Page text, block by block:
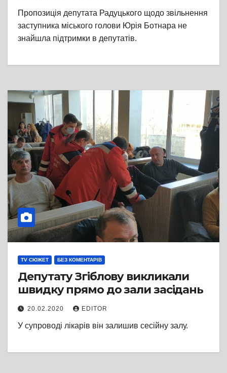
Пропозиція депутата Радуцького щодо звільнення
заступника міського голови Юрія Ботнара не
знайшла підтримки в депутатів.
TV СЮЖЕТ БЕЗ КОМЕНТАРІВ
Депутату Згіблову викликали
швидку прямо до зали засідань
20.02.2020 EDITOR
У супроводі лікарів він залишив сесійну залу.